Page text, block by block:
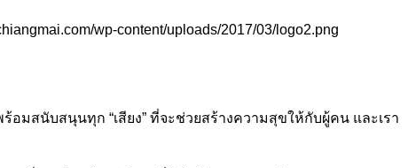
wp-content/uploads/2017/03/logo2.png
อมสนับสนุนทุก “เสียง” ที่จะช่วยสร้างความสุขให้กับผู้คน และเรา